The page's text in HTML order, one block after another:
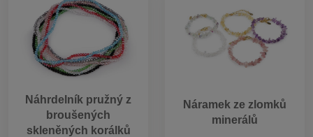
Náhrdelník pružný z
broušených
skleněných korálků
Náramek ze zlomků
minerálů